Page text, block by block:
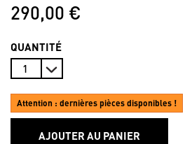
290,00 €
QUANTITÉ
Attention : dernières pièces disponibles !
AJOUTER AU PANIER